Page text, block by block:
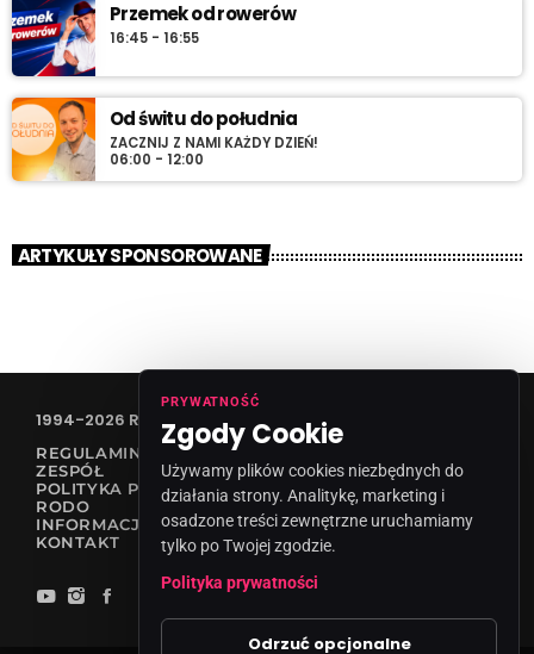
Przemek od rowerów
16:45 - 16:55
Od świtu do południa
ZACZNIJ Z NAMI KAŻDY DZIEŃ!
06:00 - 12:00
ARTYKUŁY SPONSOROWANE
1994-2026 RADIO VANESSA SPÓŁKA Z O.O
REGULAMIN KONKURSÓW
ZESPÓŁ
POLITYKA PRYWATNOŚCI
RODO
INFORMACJA O NADAWCY
KONTAKT
PRYWATNOŚĆ
Zgody Cookie
Używamy plików cookies niezbędnych do
działania strony. Analitykę, marketing i
osadzone treści zewnętrzne uruchamiamy
tylko po Twojej zgodzie.
Polityka prywatności
Odrzuć opcjonalne